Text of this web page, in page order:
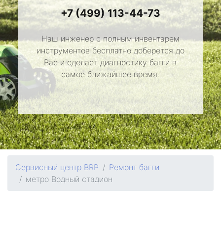
+7 (499) 113-44-73
Наш инженер с полным инвентарем
инструментов бесплатно доберется до
Вас и сделает диагностику багги в
самое ближайшее время.
Сервисный центр BRP
Ремонт багги
метро Водный стадион